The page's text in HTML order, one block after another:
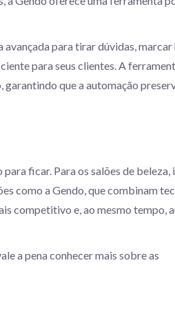
para tirar dúvidas,
para seus clientes. A
que a automação
ficar. Para os salões de beleza,
como a Gendo, que combinam
competitivo e, ao mesmo tempo,
a pena conhecer mais sobre as